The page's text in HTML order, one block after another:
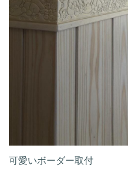
可愛いボーダー取付